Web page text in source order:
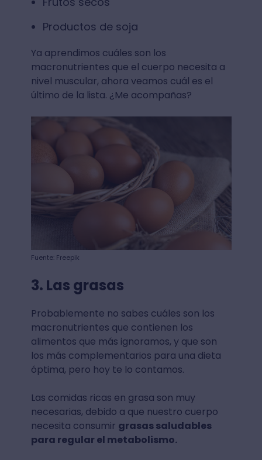
Productos de soja
Ya aprendimos cuáles son los
macronutrientes que el cuerpo necesita⁣ a
nivel muscular, ahora veamos cuál es el
último de la lista. ¿Me acompañas?
Fuente: Freepik
3. Las grasas
Probablemente no sabes cuáles son los
macronutrientes que contienen los
alimentos que más ignoramos, y que son
los más complementarios para una dieta
óptima, pero hoy te lo contamos.
Las comidas ricas en grasa son muy
necesarias, debido a que nuestro cuerpo
necesita consumir grasas saludables
para regular el metabolismo.